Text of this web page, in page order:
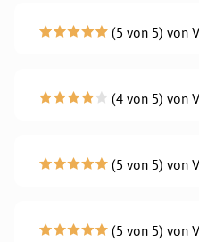
(5 von 5) von
(4 von 5) von
(5 von 5) von
(5 von 5) von